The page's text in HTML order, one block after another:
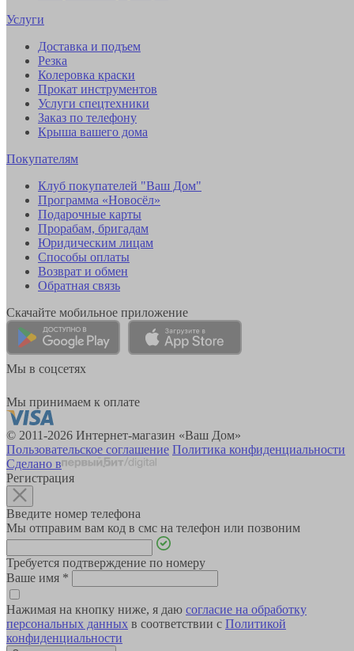
Услуги
Доставка и подъем
Резка
Колеровка краски
Прокат инструментов
Услуги спецтехники
Заказ по телефону
Крыша вашего дома
Покупателям
Клуб покупателей "Ваш Дом"
Программа «Новосёл»
Подарочные карты
Прорабам, бригадам
Юридическим лицам
Способы оплаты
Возврат и обмен
Обратная связь
Скачайте мобильное приложение
Мы в соцсетях
Мы принимаем к оплате
© 2011-2026 Интернет-магазин «Ваш Дом»
Пользовательское соглашение Политика конфиденциальности
Сделано в
Регистрация
Введите номер телефона
Мы отправим вам код в смс на телефон или позвоним
Требуется подтверждение по номеру
Ваше имя *
Нажимая на кнопку ниже, я даю согласие на обработку
персональных данных в соответствии с Политикой
конфиденциальности